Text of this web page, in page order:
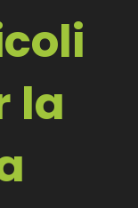
la